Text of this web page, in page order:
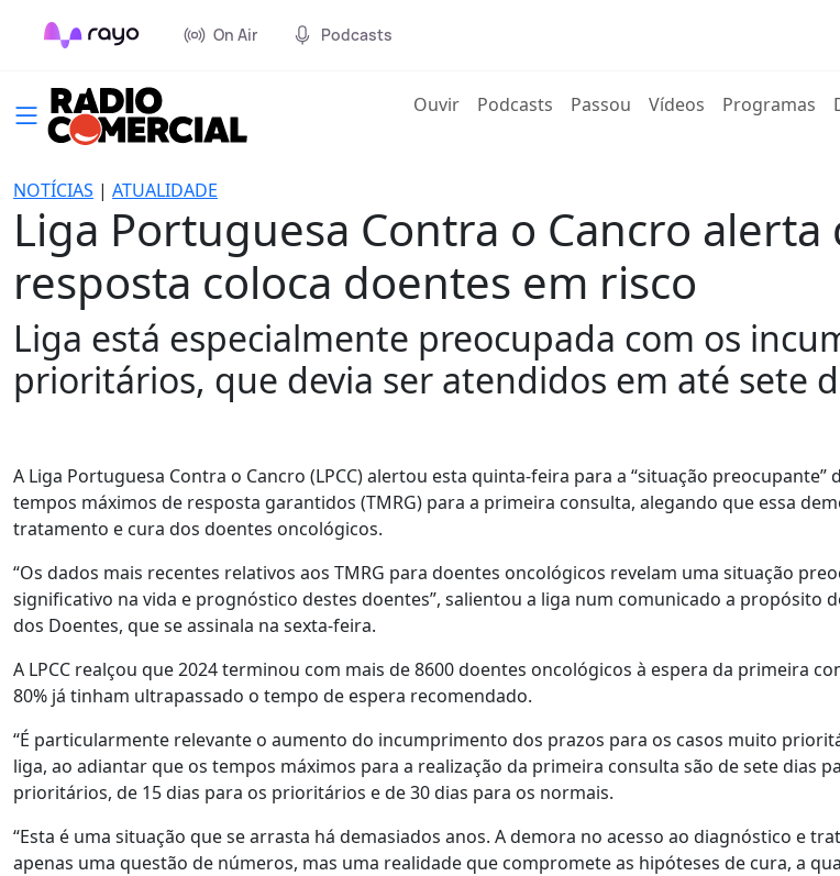
On Air Podcasts
Ouvir(current)
Podcasts Passou Vídeos Programas
NOTÍCIAS | ATUALIDADE
Liga Portuguesa Contra o Cancro
resposta coloca doentes em risco
Liga está especialmente preocupada com os
prioritários, que devia ser atendidos em até sete
A Liga Portuguesa Contra o Cancro (LPCC) alertou esta quinta-feira para a “situação
tempos máximos de resposta garantidos (TMRG) para a primeira consulta, alegando que essa
tratamento e cura dos doentes oncológicos.
“Os dados mais recentes relativos aos TMRG para doentes oncológicos revelam uma situação
significativo na vida e prognóstico destes doentes”, salientou a liga num comunicado a propósito
dos Doentes, que se assinala na sexta-feira.
A LPCC realçou que 2024 terminou com mais de 8600 doentes oncológicos à espera da primeira
80% já tinham ultrapassado o tempo de espera recomendado.
“É particularmente relevante o aumento do incumprimento dos prazos para os casos muito
liga, ao adiantar que os tempos máximos para a realização da primeira consulta são de sete dias
prioritários, de 15 dias para os prioritários e de 30 dias para os normais.
“Esta é uma situação que se arrasta há demasiados anos. A demora no acesso ao diagnóstico e
apenas uma questão de números, mas uma realidade que compromete as hipóteses de cura, a